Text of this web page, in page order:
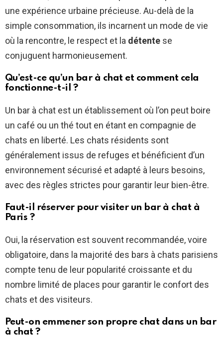
une expérience urbaine précieuse. Au-delà de la
simple consommation, ils incarnent un mode de vie
où la rencontre, le respect et la détente se
conjuguent harmonieusement.
Qu’est-ce qu’un bar à chat et comment cela
fonctionne-t-il ?
Un bar à chat est un établissement où l’on peut boire
un café ou un thé tout en étant en compagnie de
chats en liberté. Les chats résidents sont
généralement issus de refuges et bénéficient d’un
environnement sécurisé et adapté à leurs besoins,
avec des règles strictes pour garantir leur bien-être.
Faut-il réserver pour visiter un bar à chat à
Paris ?
Oui, la réservation est souvent recommandée, voire
obligatoire, dans la majorité des bars à chats parisiens
compte tenu de leur popularité croissante et du
nombre limité de places pour garantir le confort des
chats et des visiteurs.
Peut-on emmener son propre chat dans un bar
à chat ?